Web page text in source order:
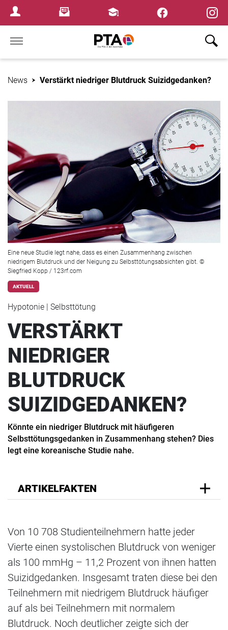
Login MenuNewsletterFortbildungen
Home
News Verstärkt niedriger Blutdruck Suizidgedanken?
Eine neue Studie legt nahe, dass es einen Zusammenhang zwischen
niedrigem Blutdruck und der Neigung zu Selbsttötungsabsichten gibt. ©
Siegfried Kopp / 123rf.com
AKTUELL
Hypotonie | Selbsttötung
VERSTÄRKT
NIEDRIGER
BLUTDRUCK
SUIZIDGEDANKEN?
Könnte ein niedriger Blutdruck mit häufigeren
Selbsttötungsgedanken in Zusammenhang stehen? Dies
legt eine koreanische Studie nahe.
ARTIKELFAKTEN
Von 10 708 Studienteilnehmern hatte jeder
Vierte einen systolischen Blutdruck von weniger
als 100 mmHg – 11,2 Prozent von ihnen hatten
Suizidgedanken. Insgesamt traten diese bei den
Teilnehmern mit niedrigem Blutdruck häufiger
auf als bei Teilnehmern mit normalem
Blutdruck. Noch deutlicher zeigte sich der
×